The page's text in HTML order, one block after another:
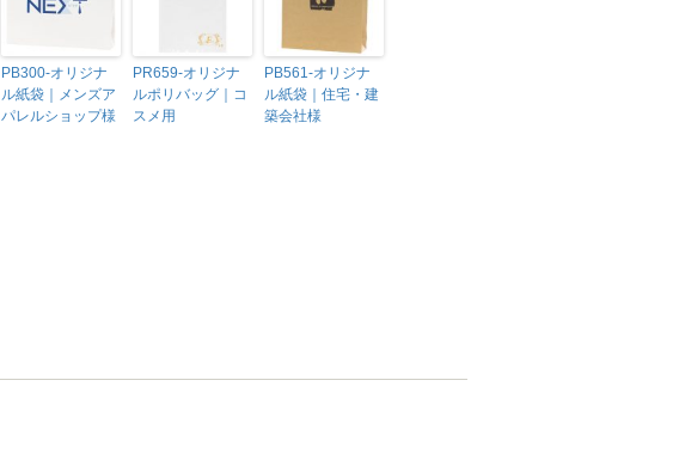
PB300-オリジナ
ル紙袋｜メンズア
パレルショップ様
PR659-オリジナ
ルポリバッグ｜コ
スメ用
PB561-オリジナ
ル紙袋｜住宅・建
築会社様